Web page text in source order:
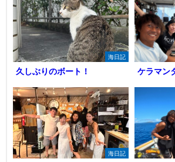
海日記
久しぶりのボート！ ケラマン
海日記